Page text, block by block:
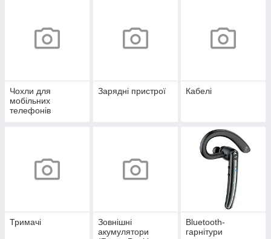
Чохли для
мобільних
телефонів
Зарядні пристрої Кабелі
Тримачі
Зовнішні
акумулятори
Bluetooth-
гарнітури